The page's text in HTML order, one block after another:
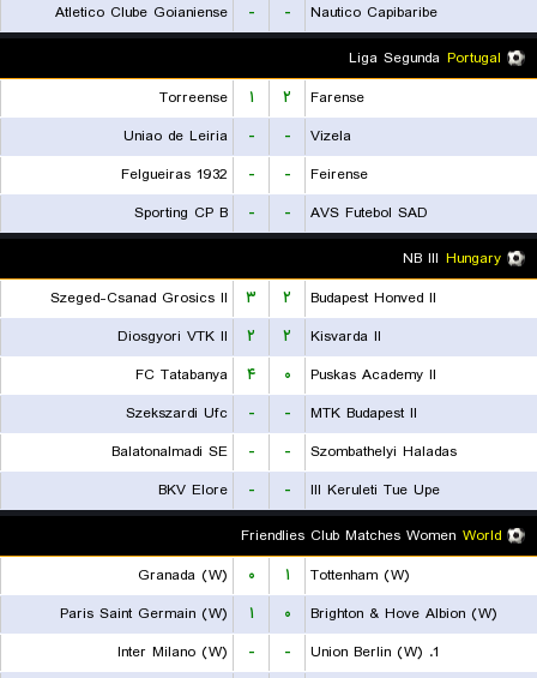
Nautico Capibaribe
-
-
Atletico Clube Goianiense
Portugal
Liga Segunda
Farense
۲ ۱
Torreense
Vizela
-
-
Uniao de Leiria
Feirense
-
-
Felgueiras 1932
AVS Futebol SAD
-
-
Sporting CP B
Hungary
NB III
Budapest Honved II
۲ ۳
Szeged-Csanad Grosics II
Kisvarda II
۲ ۲
Diosgyori VTK II
Puskas Academy II
۰ ۴
FC Tatabanya
MTK Budapest II
-
-
Szekszardi Ufc
Szombathelyi Haladas
-
-
Balatonalmadi SE
III Keruleti Tue Upe
-
-
BKV Elore
World
Friendlies Club Matches Women
Tottenham (W)
۱ ۰
Granada (W)
Brighton & Hove Albion (W)
۰ ۱
Paris Saint Germain (W)
1. Union Berlin (W)
-
-
Inter Milano (W)